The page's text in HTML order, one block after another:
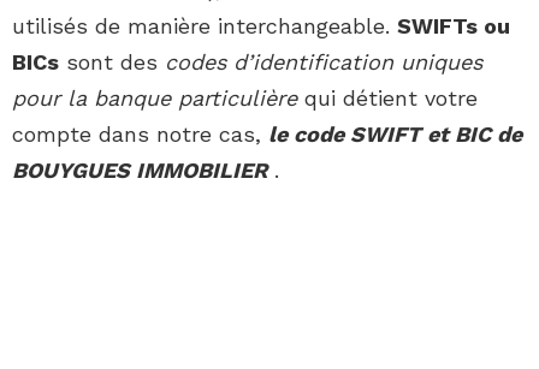
utilisés de manière interchangeable. SWIFTs ou
BICs sont des codes d’identification uniques
pour la banque particulière qui détient votre
compte dans notre cas, le code SWIFT et BIC de
BOUYGUES IMMOBILIER.